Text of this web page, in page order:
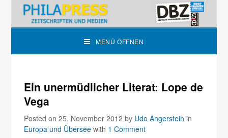
MENÜ ÖFFNEN
Ein unermüdlicher Literat: Lope de
Vega
Posted on 25. November 2012by Udo Angerstein in
Europa und Übersee with 1 Comment